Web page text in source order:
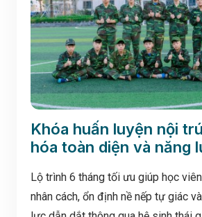
Khóa huấn luyện nội
hóa toàn diện và năng
Lộ trình 6 tháng tối ưu giúp học
nhân cách, ổn định nề nếp tự giác